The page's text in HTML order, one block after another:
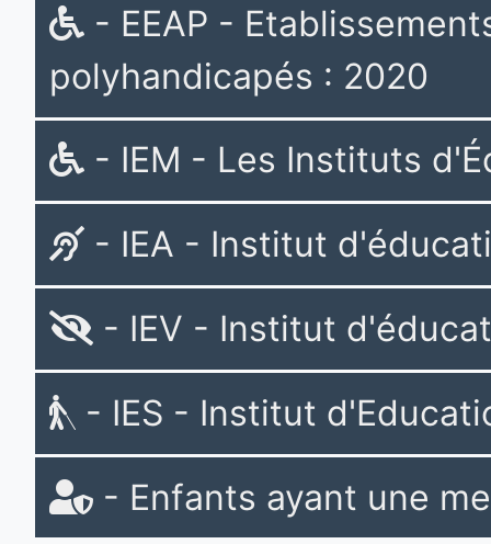
- EEAP -
polyhandicapés : 2020
- IEM - Les Instituts
- IEA - Institut
- IEV - Institut
- IES - Institut
- Enfants ayant une